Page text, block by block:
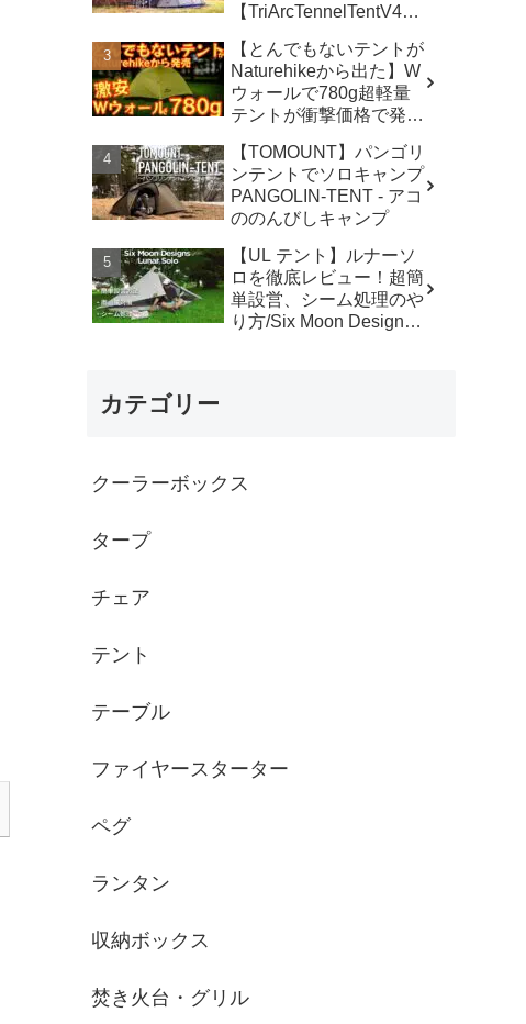
【TriArcTennelTentV4】
カ】
【とんでもないテントが
Naturehikeから出た】W
ウォールで780g超軽量
テントが衝撃価格で発売
解説の保存版【ULギ
ア】【キャンプ道具】
【アウトドア】#855 -
Hurricane Camp / ハリケ
ーンキャンプ
【TOMOUNT】パンゴリ
ンテントでソロキャンプ
PANGOLIN-TENT - アコ
ののんびしキャンプ
【UL テント】ルナーソ
ロを徹底レビュー！超簡
単設営、シーム処理のや
り方/Six Moon Designs
カテゴリー
クーラーボックス
タープ
チェア
テント
テーブル
ファイヤースターター
ペグ
ランタン
収納ボックス
焚き火台・グリル